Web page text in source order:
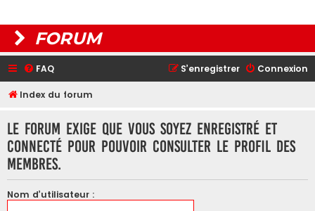
FORUM
FAQ Connexion
S’enregistrer
Index du forum
Le forum exige que vous soyez enregistré et
connecté pour pouvoir consulter le profil des
membres.
Nom d’utilisateur :